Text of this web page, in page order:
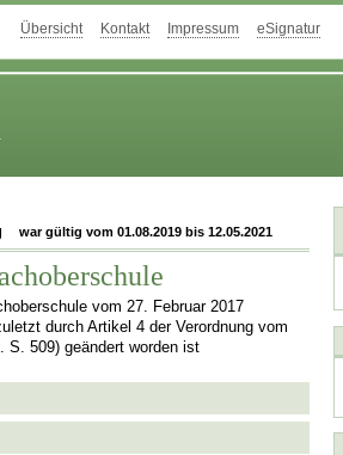
Übersicht Kontakt Impressum eSignatur
war gültig vom 01.08.2019 bis 12.05.2021
vom 27. Februar 2017
durch Artikel 4 der Verordnung vom
S. 509) geändert worden ist